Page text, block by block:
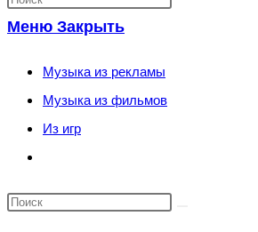
по
веб-
сайту
Меню Закрыть
Музыка из рекламы
Музыка из фильмов
Из игр
по